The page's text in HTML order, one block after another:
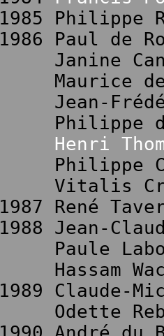
1985 Philippe
1986 Paul de
Janine
Maurice de
Jean-
Philippe de
Henri
Philippe
Vitalis Cros
1987 René
1988 Jean-
Paule
Hassam
1989 Claude-
Odette